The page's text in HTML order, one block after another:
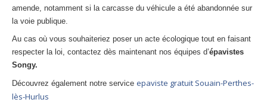
amende, notamment si la carcasse du véhicule a été abandonnée sur
la voie publique.
Au cas où vous souhaiteriez poser un acte écologique tout en faisant
respecter la loi, contactez dès maintenant nos équipes d’épavistes
Songy.
Découvrez également notre service epaviste gratuit Souain-Perthes-
lès-Hurlus